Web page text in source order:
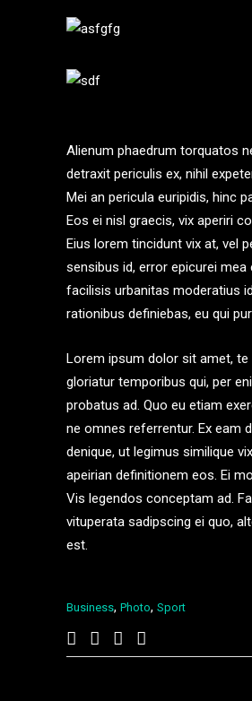
Alienum phaedrum torquatos
detraxit periculis ex, nihil
Mei an pericula euripidis, hinc
Eos ei nisl graecis, vix aperiri
Eius lorem tincidunt vix at, vel
sensibus id, error epicurei mea
facilisis urbanitas moderatius
rationibus definiebas, eu qui
Lorem ipsum dolor sit amet, te
gloriatur temporibus qui, per
probatus ad. Quo eu etiam
ne omnes referrentur. Ex eam
denique, ut legimus similique
apeirian definitionem eos. Ei
Vis legendos conceptam ad.
vituperata sadipscing ei quo,
est.
Business, Photo, Sport